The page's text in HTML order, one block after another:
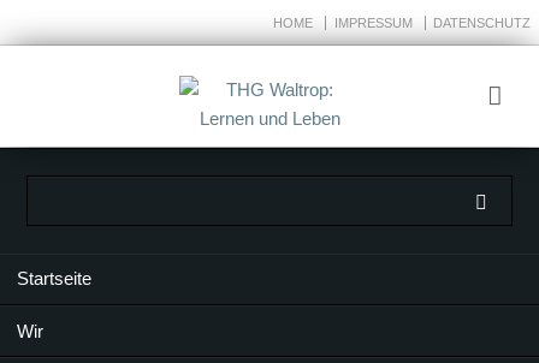
HOME IMPRESSUM DATENSCHUTZ
Startseite
Wir